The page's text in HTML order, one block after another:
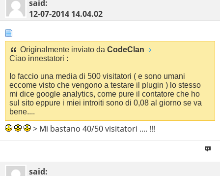
said:
12-07-2014 14.04.02
Originalmente inviato da CodeClan
Ciao innestatori :
Io faccio una media di 500 visitatori ( e sono umani
eccome visto che vengono a testare il plugin ) lo stesso
mi dice google analytics, come pure il contatore che ho
sul sito eppure i miei introiti sono di 0,08 al giorno se va
bene....
> Mi bastano 40/50 visitatori .... !!!
said: